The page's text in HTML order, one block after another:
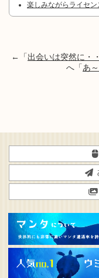
楽しみながらライセン
←「出会いは突然に・
へ「あ